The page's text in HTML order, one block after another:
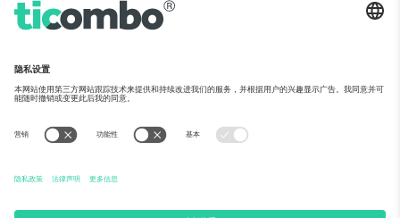
关于Ticombo
团队介绍
TixProtect保障计划
服务条款
常见问题
运作方式